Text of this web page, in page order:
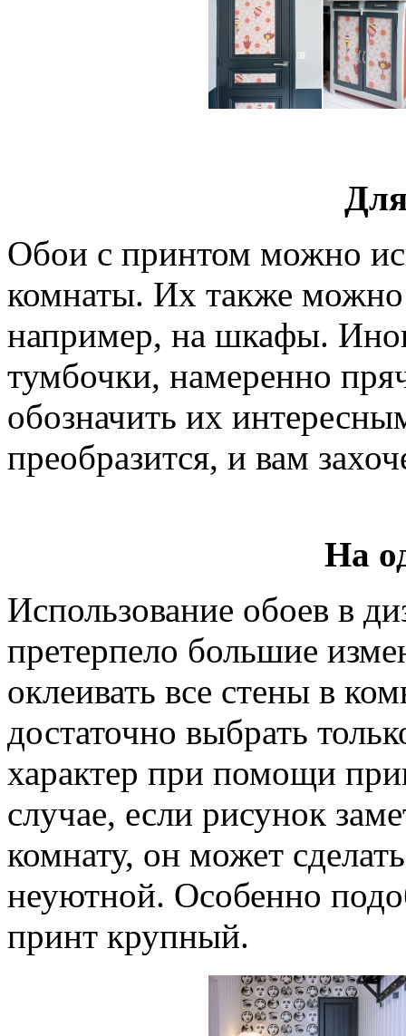
Обои с принтом можно
комнаты. Их также можно
например, на шкафы.
тумбочки, намеренно
обозначить их
преобразится, и вам
На
Использование обоев в
претерпело большие
оклеивать все стены в
достаточно выбрать
характер при помощи
случае, если рисунок
комнату, он может
неуютной. Особенно
принт крупный.